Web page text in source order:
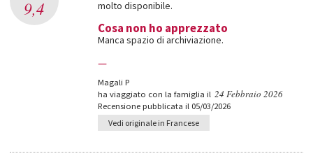
9,4
molto disponibile.
Cosa non ho apprezzato
Manca spazio di archiviazione.
—
Magali P
ha viaggiato con la famiglia il 24 Febbraio 2026
Recensione pubblicata il 05/03/2026
Vedi originale in Francese